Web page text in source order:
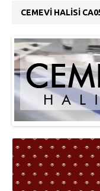
CEMEVI HALISI